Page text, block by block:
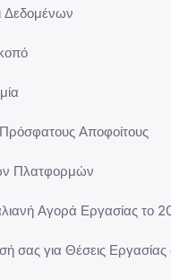
Δεδομένων
Αποφοίτους
Πλατφορμών
Αγορά Εργασίας το
σας για Θέσεις